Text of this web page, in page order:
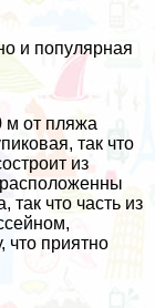
и популярная
м от пляжа
так что
из
что часть из
что приятно